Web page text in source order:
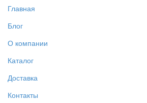
Главная
Блог
О компании
Каталог
Доставка
Контакты